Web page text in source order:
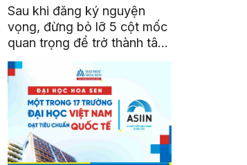
Sau khi đăng ký nguyện
vọng, đừng bỏ lỡ 5 cột mốc
quan trọng để trở thành tân
sinh viên HSU